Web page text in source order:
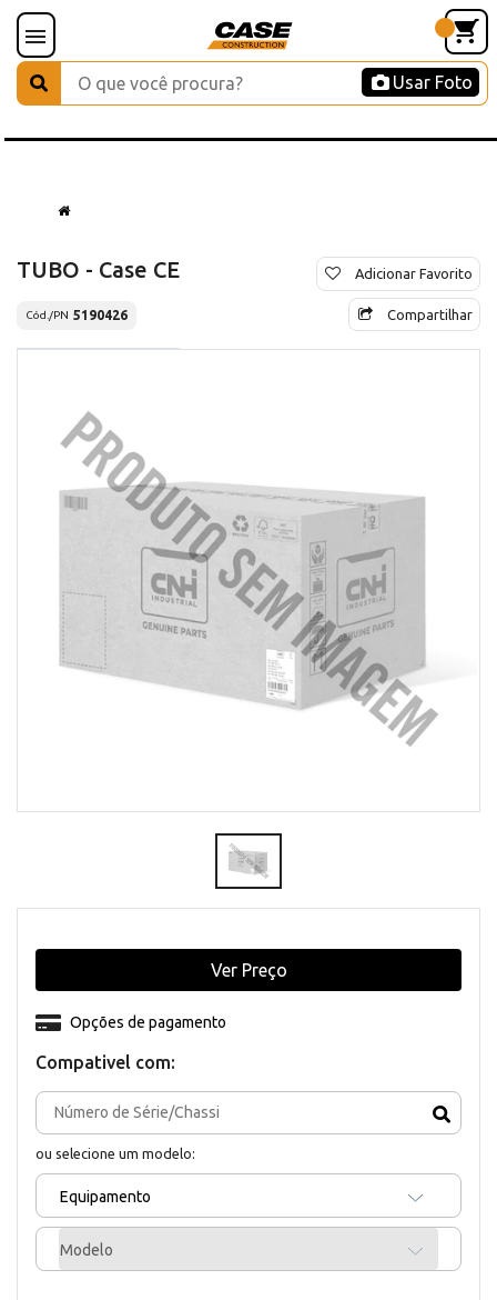
Usar Foto
TUBO - Case CE
Cód./PN 5190426
Adicionar Favorito
Compartilhar
Compativel com:
ou selecione um modelo:
Equipamento
Modelo
Opções de pagamento
Ver Preço